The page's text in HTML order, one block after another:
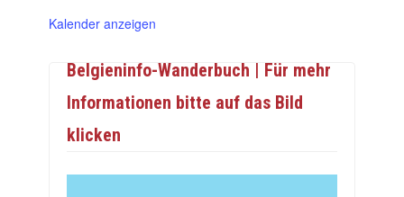
Kalender anzeigen
Belgieninfo-Wanderbuch | Für mehr
Informationen bitte auf das Bild
klicken